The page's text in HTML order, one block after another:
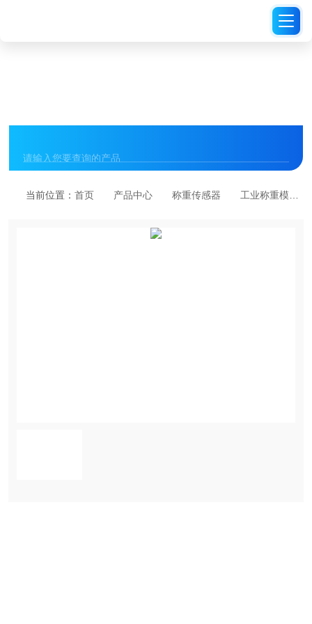
当前位置：首页 产品中心 称重传感器 工业称重模块